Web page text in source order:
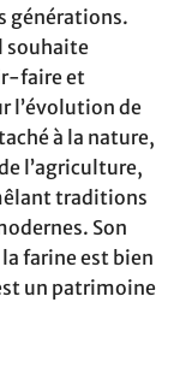
générations.
souhaite
faire et
l’évolution de
à la nature,
l’agriculture,
traditions
Son
farine est bien
un patrimoine